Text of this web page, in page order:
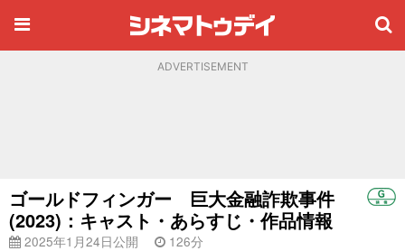
ADVERTISEMENT
ゴールドフィンガー 巨大金融詐欺事件
(2023)：キャスト・あらすじ・作品情報
2025年1月24日公開 126分